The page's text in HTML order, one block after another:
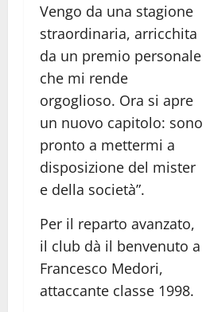
Vengo da una stagione
straordinaria, arricchita
da un premio personale
che mi rende
orgoglioso. Ora si apre
un nuovo capitolo: sono
pronto a mettermi a
disposizione del mister
e della società”.
Per il reparto avanzato,
il club dà il benvenuto a
Francesco Medori,
attaccante classe 1998.